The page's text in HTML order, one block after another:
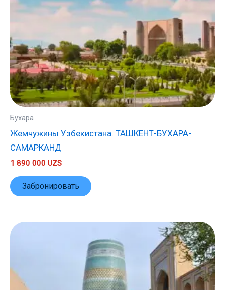
Бухара
Жемчужины Узбекистана. ТАШКЕНТ-БУХАРА-
САМАРКАНД
1 890 000 UZS
Забронировать